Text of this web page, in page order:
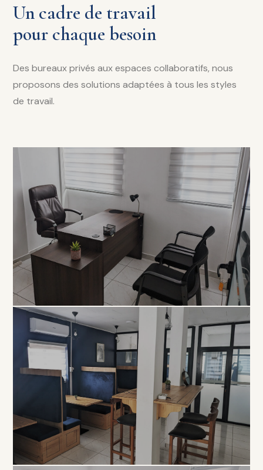
Un cadre de travail
pour chaque besoin
Des bureaux privés aux espaces collaboratifs, nous
proposons des solutions adaptées à tous les styles
de travail.
EXCLUSIVITÉ
Bureau
Privé
À PARTIR DE 80 000 FCFA / MOIS